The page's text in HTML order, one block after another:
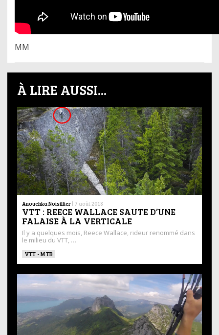
MM
À LIRE AUSSI...
Anouchka Noisillier | 7 août 2018
VTT : REECE WALLACE SAUTE D’UNE
FALAISE À LA VERTICALE
Il y a quelques mois, Reece Wallace, rideur renommé dans
le milieu du VTT, …
VTT - MTB